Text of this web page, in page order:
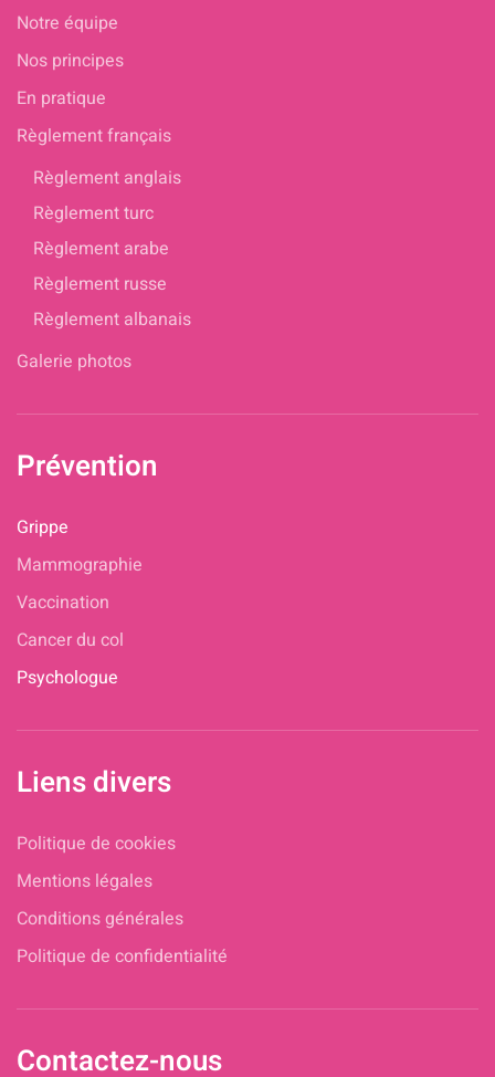
Notre équipe
Nos principes
En pratique
Règlement français
Règlement anglais
Règlement turc
Règlement arabe
Règlement russe
Règlement albanais
Galerie photos
Prévention
Grippe
Mammographie
Vaccination
Cancer du col
Psychologue
Liens divers
Politique de cookies
Mentions légales
Conditions générales
Politique de confidentialité
Contactez-nous